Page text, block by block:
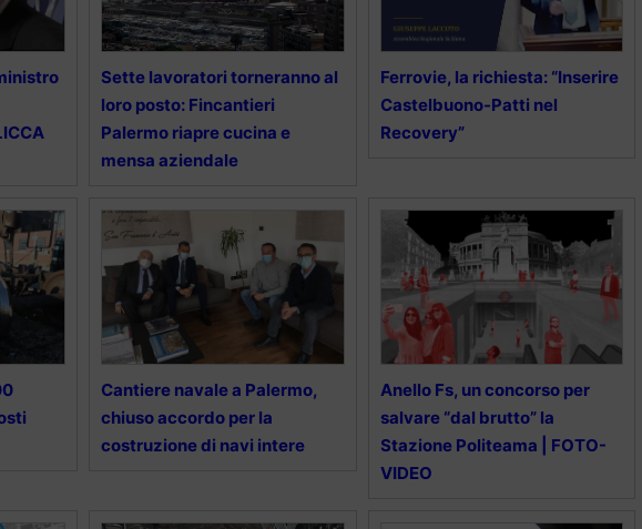
Sette lavoratori torneranno al
loro posto: Fincantieri
Palermo riapre cucina e
mensa aziendale
Ferrovie, la richiesta: “Inserire
Castelbuono-Patti nel
Recovery”
Cantiere navale a Palermo,
chiuso accordo per la
costruzione di navi intere
Anello Fs, un concorso per
salvare “dal brutto” la
Stazione Politeama | FOTO-
VIDEO